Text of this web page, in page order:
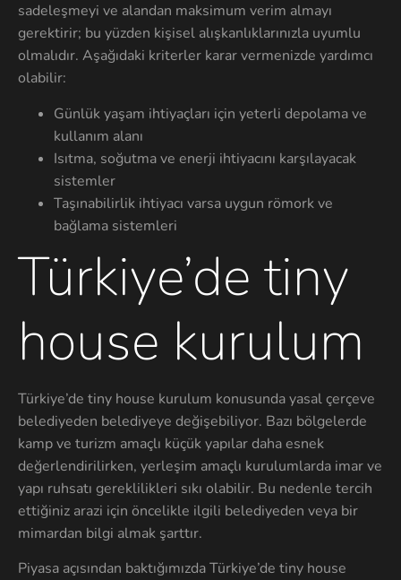
sadeleşmeyi ve alandan maksimum verim almayı
gerektirir; bu yüzden kişisel alışkanlıklarınızla uyumlu
olmalıdır. Aşağıdaki kriterler karar vermenizde yardımcı
olabilir:
Günlük yaşam ihtiyaçları için yeterli depolama ve
kullanım alanı
Isıtma, soğutma ve enerji ihtiyacını karşılayacak
sistemler
Taşınabilirlik ihtiyacı varsa uygun römork ve
bağlama sistemleri
Türkiye’de tiny
house kurulum
Türkiye’de tiny house kurulum konusunda yasal çerçeve
belediyeden belediyeye değişebiliyor. Bazı bölgelerde
kamp ve turizm amaçlı küçük yapılar daha esnek
değerlendirilirken, yerleşim amaçlı kurulumlarda imar ve
yapı ruhsatı gereklilikleri sıkı olabilir. Bu nedenle tercih
ettiğiniz arazi için öncelikle ilgili belediyeden veya bir
mimardan bilgi almak şarttır.
Piyasa açısından baktığımızda Türkiye’de tiny house